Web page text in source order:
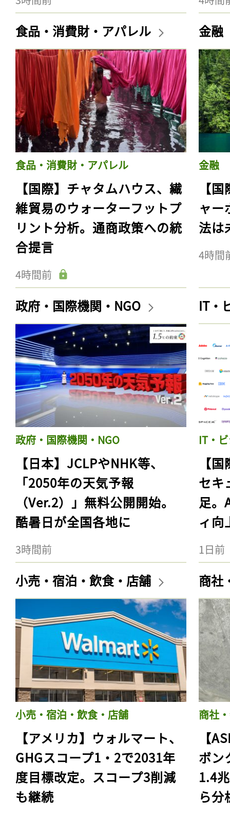
食品・消費財・アパレル
食品・消費財・アパレル
【国際】チャタムハウス、繊
維貿易のウォーターフットプ
リント分析。通商政策への統
合提言
4時間前
金融
金融
【
ャー
法は
4時間
政府・国際機関・NGO
政府・国際機関・NGO
【日本】JCLPやNHK等、
「2050年の天気予報
（Ver.2）」無料公開開始。
酷暑日が全国各地に
3時間前
IT・
IT・
【
セキ
足。
ィ向
1日前
小売・宿泊・飲食・店舗
小売・宿泊・飲食・店舗
【アメリカ】ウォルマート、
GHGスコープ1・2で2031年
度目標改定。スコープ3削減
も継続
商社
商社
【
ボン
1.4
ら分